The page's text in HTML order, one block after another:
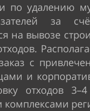
по удалению
за
на вывозе
с
и
отходов